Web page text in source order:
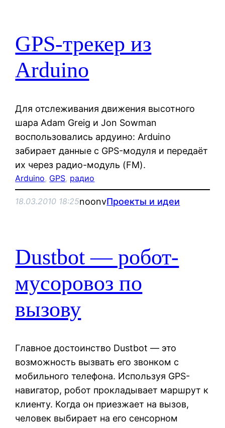
GPS-трекер из
Arduino
Для отслеживания движения высотного
шара Adam Greig и Jon Sowman
воспользовались ардуино: Arduino
забирает данные с GPS-модуля и передаёт
их через радио-модуль (FM).
Arduino, GPS, радио
18.03.2010 18:25noonvПроекты и идеи
Dustbot — робот-
мусоровоз по
вызову
Главное достоинство Dustbot — это
возможность вызвать его звонком с
мобильного телефона. Используя GPS-
навигатор, робот прокладывает маршрут к
клиенту. Когда он приезжает на вызов,
человек выбирает на его сенсорном